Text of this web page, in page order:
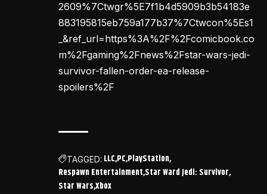
2609%7Ctwgr%5E7f1b4d5909b3b54183e
883195815eb759a177b37%7Ctwcon%5Es1
_&ref_url=https%3A%2F%2Fcomicbook.co
m%2Fgaming%2Fnews%2Fstar-wars-jedi-
survivor-fallen-order-ea-release-
spoilers%2F
TAGGED: LLC PC PlayStation
Respawn Entertainment Star Ward Jedi: Survivor
Star WarsXbox